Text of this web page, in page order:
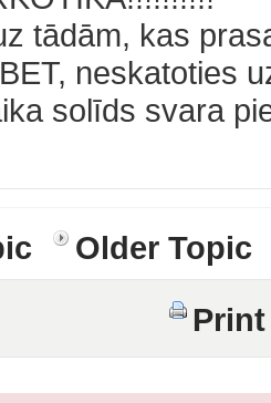
tādām, kas
neskatoties
solīds svara
Older Topic